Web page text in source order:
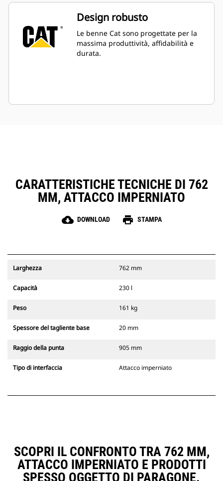
Design robusto
Le benne Cat sono progettate per la
massima produttività, affidabilità e
durata.
CARATTERISTICHE TECNICHE DI 762
MM, ATTACCO IMPERNIATO
cloud_download DOWNLOAD print STAMPA
Larghezza 762 mm
Capacità 230 l
Peso 161 kg
Spessore del tagliente base 20 mm
Raggio della punta 905 mm
Tipo di interfaccia Attacco imperniato
SCOPRI IL CONFRONTO TRA 762 MM,
ATTACCO IMPERNIATO E PRODOTTI
SPESSO OGGETTO DI PARAGONE.